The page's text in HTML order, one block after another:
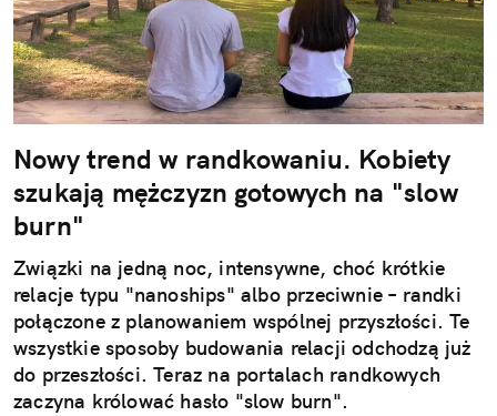
Nowy trend w randkowaniu. Kobiety
szukają mężczyzn gotowych na "slow
burn"
Związki na jedną noc, intensywne, choć krótkie
relacje typu "nanoships" albo przeciwnie – randki
połączone z planowaniem wspólnej przyszłości. Te
wszystkie sposoby budowania relacji odchodzą już
do przeszłości. Teraz na portalach randkowych
zaczyna królować hasło "slow burn".